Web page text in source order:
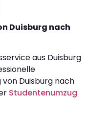
Duisburg nach
aus Duisburg
Duisburg nach
Studentenumzug